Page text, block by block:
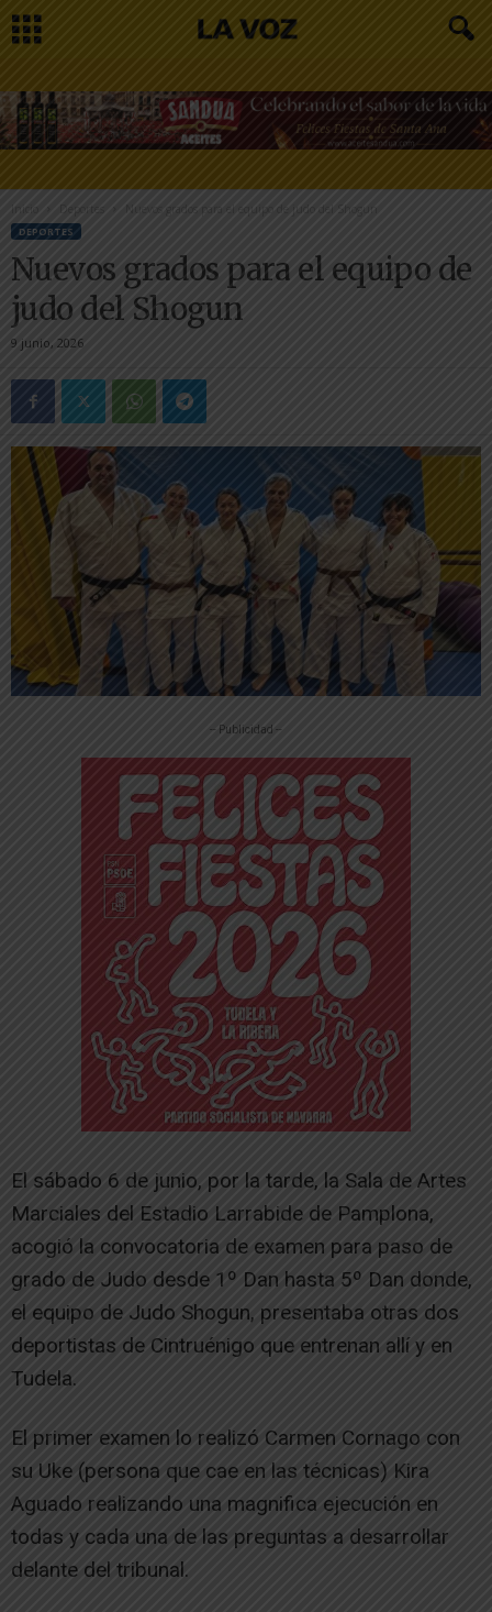
Inicio Nuevos grados para el equipo de judo del Shogun
DEPORTES
Nuevos grados para el equipo de
judo del Shogun
9 junio, 2026
-- Publicidad --
El sábado 6 de junio, por la tarde, la Sala de Artes
Marciales del Estadio Larrabide de Pamplona,
acogió la convocatoria de examen para paso de
grado de Judo desde 1º Dan hasta 5º Dan donde,
el equipo de Judo Shogun, presentaba otras dos
deportistas de Cintruénigo que entrenan allí y en
Tudela.
El primer examen lo realizó Carmen Cornago con
su Uke (persona que cae en las técnicas) Kira
Aguado realizando una magnifica ejecución en
todas y cada una de las preguntas a desarrollar
delante del tribunal.